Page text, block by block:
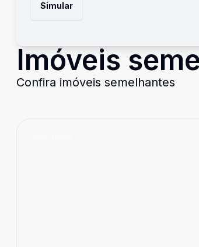
Simular
Imóveis
Confira imóveis semelhantes